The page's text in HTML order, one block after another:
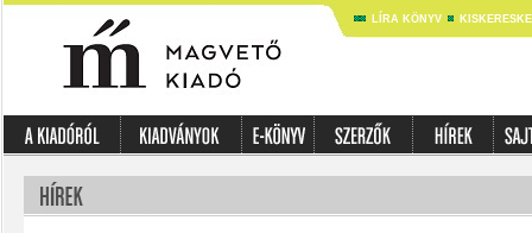
LÍRA KÖNYV